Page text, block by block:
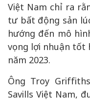
Việt Nam chỉ ra
tư bất động sản
hướng đến mô
vọng lợi nhuận tốt
năm 2023.
Ông Troy
Savills Việt Nam,